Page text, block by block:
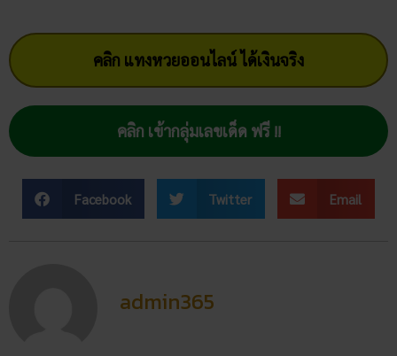
Facebook Twitter Email
admin365
ตัวเลขมาแรง 3 ตัว 2 ตัว
สัปดาห์นี้